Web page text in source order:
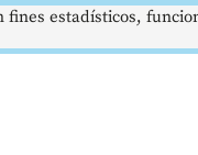
estadísticos,